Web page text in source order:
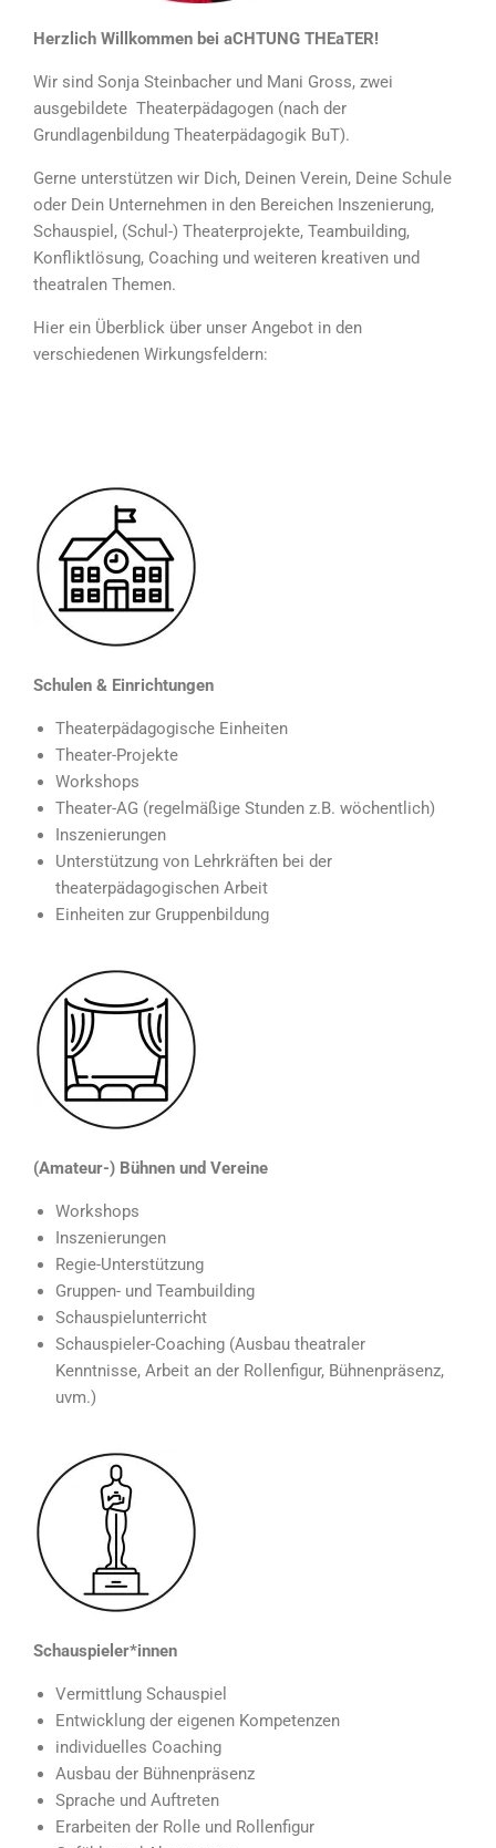
Herzlich Willkommen bei aCHTUNG THEaTER!
Wir sind Sonja Steinbacher und Mani Gross, zwei
ausgebildete Theaterpädagogen (nach der
Grundlagenbildung Theaterpädagogik BuT).
Gerne unterstützen wir Dich, Deinen Verein, Deine Schule
oder Dein Unternehmen in den Bereichen Inszenierung,
Schauspiel, (Schul-) Theaterprojekte, Teambuilding,
Konfliktlösung, Coaching und weiteren kreativen und
theatralen Themen.
Hier ein Überblick über unser Angebot in den
verschiedenen Wirkungsfeldern:
Schulen & Einrichtungen
Theaterpädagogische Einheiten
Theater-Projekte
Workshops
Theater-AG (regelmäßige Stunden z.B. wöchentlich)
Inszenierungen
Unterstützung von Lehrkräften bei der
theaterpädagogischen Arbeit
Einheiten zur Gruppenbildung
(Amateur-) Bühnen und Vereine
Workshops
Inszenierungen
Regie-Unterstützung
Gruppen- und Teambuilding
Schauspielunterricht
Schauspieler-Coaching (Ausbau theatraler
Kenntnisse, Arbeit an der Rollenfigur, Bühnenpräsenz,
uvm.)
Schauspieler*innen
Vermittlung Schauspiel
Entwicklung der eigenen Kompetenzen
individuelles Coaching
Ausbau der Bühnenpräsenz
Sprache und Auftreten
Erarbeiten der Rolle und Rollenfigur